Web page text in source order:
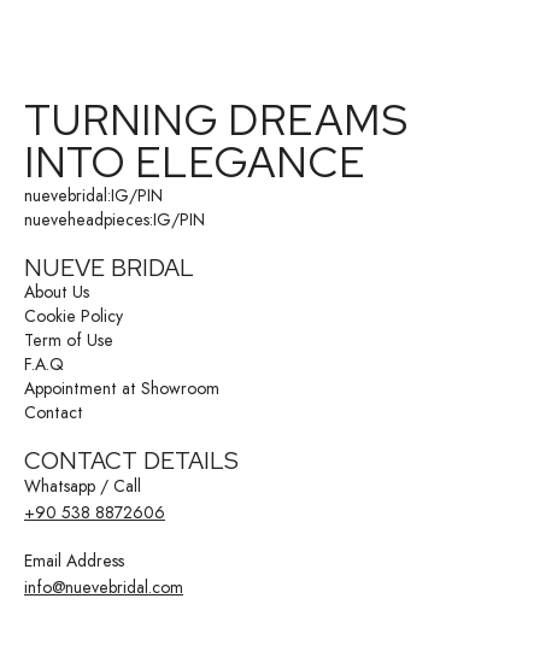
TURNING DREAMS
INTO ELEGANCE
nuevebridal:IG/PIN
nueveheadpieces:IG/PIN
NUEVE BRIDAL
About Us
Cookie Policy
Term of Use
F.A.Q
Appointment at Showroom
Contact
CONTACT DETAILS
Whatsapp / Call
+90 538 8872606
Email Address
info@nuevebridal.com